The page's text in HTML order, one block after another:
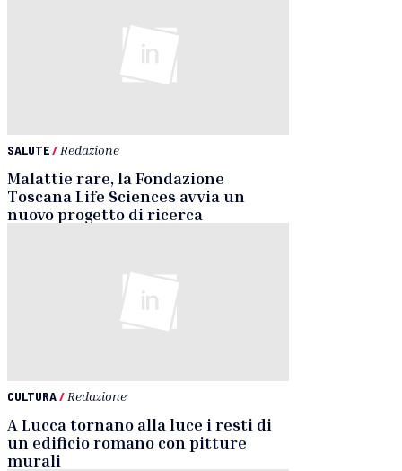
SALUTE/ Redazione
Malattie rare, la Fondazione
Toscana Life Sciences avvia un
nuovo progetto di ricerca
CULTURA/ Redazione
A Lucca tornano alla luce i resti di
un edificio romano con pitture
murali